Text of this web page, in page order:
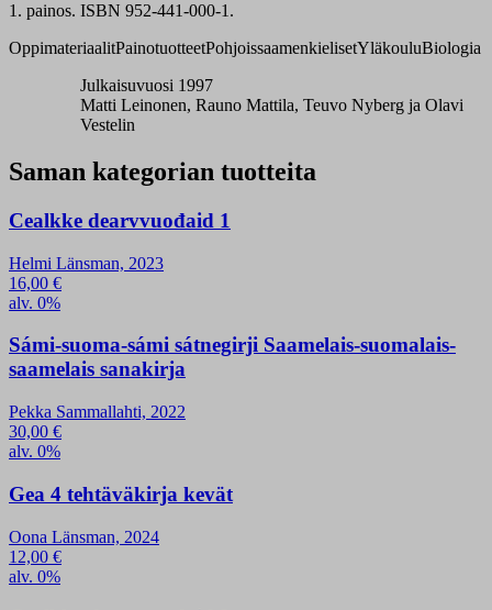
1. painos. ISBN 952-441-000-1.
OppimateriaalitPainotuotteetPohjoissaamenkielisetYläkouluBiologia
Julkaisuvuosi 1997
Matti Leinonen, Rauno Mattila, Teuvo Nyberg ja Olavi
Vestelin
Saman kategorian tuotteita
Cealkke dearvvuođaid 1
Helmi Länsman, 2023
16,00 €
alv. 0%
Sámi-suoma-sámi sátnegirji Saamelais-suomalais-
saamelais sanakirja
Pekka Sammallahti, 2022
30,00 €
alv. 0%
Gea 4 tehtäväkirja kevät
Oona Länsman, 2024
12,00 €
alv. 0%